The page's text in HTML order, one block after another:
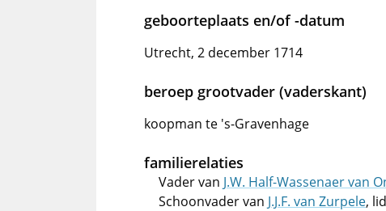
geboorteplaats en/of -datum
Utrecht, 2 december 1714
beroep grootvader (vaderskant)
koopman te 's-Gravenhage
familierelaties
Vader van J.W. Half-Wassenaer van
Schoonvader van J.J.F. van Zurpele,